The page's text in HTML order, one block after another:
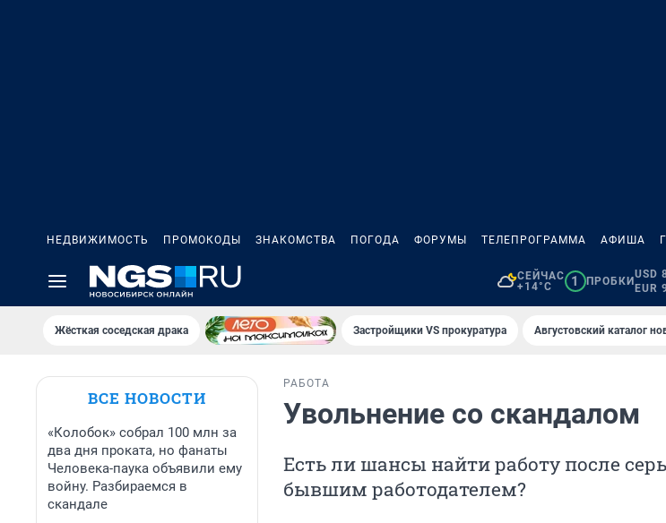
НЕДВИЖИМОСТЬ ПРОМОКОДЫ ЗНАКОМСТВА ПОГОДА ФОРУМЫ ТЕЛЕПРОГРАММА АФИША
СЕЙЧАС
+14°C
1 ПРОБКИ
USD
EUR
Жёсткая соседская драка Застройщики VS прокуратура Августовский каталог
ВСЕ НОВОСТИ
«Колобок» собрал 100 млн за
два дня проката, но фанаты
Человека-паука объявили ему
войну. Разбираемся в
скандале
РАБОТА
Увольнение со скандалом
Есть ли шансы найти работу после
бывшим работодателем?